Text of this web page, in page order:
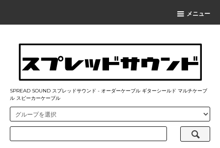
メニュー
SPREAD SOUND スプレッドサウンド - オーダーケーブル ギターシールド マルチケーブ
ル スピーカーケーブル